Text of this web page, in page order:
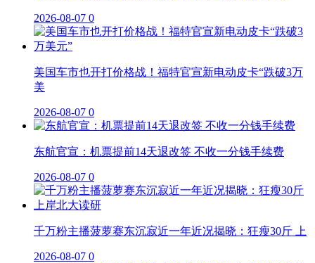
2026-08-07 0
美国车市也开打价格战！福特官宣新电动皮卡“跌破3万
美
2026-08-07 0
东航官宣：机票提前14天退改签 不收一分钱手续费
2026-08-07 0
千万粉主播菠萝赛东沉寂近一年近况揭晓：狂瘦30斤 上
2026-08-07 0